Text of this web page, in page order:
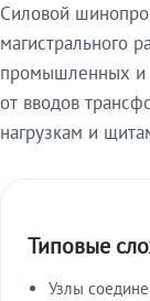
Силовой
магистрального
промышленных и
от вводов
нагрузкам и
Типовые
Узлы